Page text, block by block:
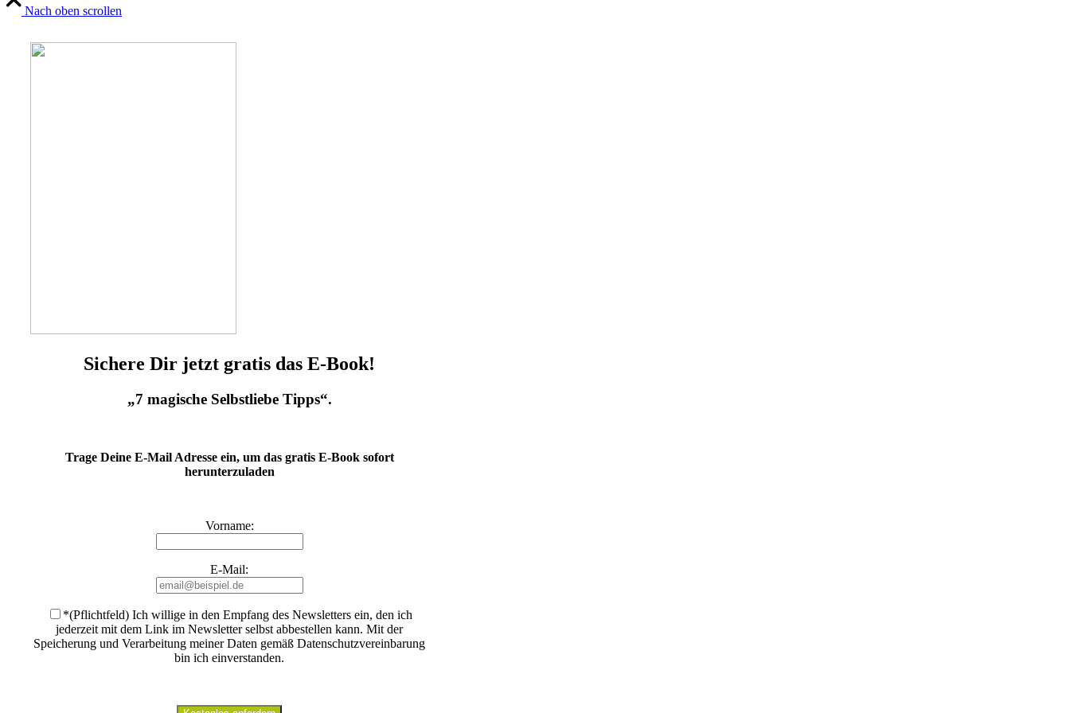
Nach oben scrollen
Sichere Dir jetzt gratis das E-Book!
„7 magische Selbstliebe Tipps“.
Trage Deine E-Mail Adresse ein, um das gratis E-Book sofort
herunterzuladen
Vorname:
E-Mail:
*(Pflichtfeld) Ich willige in den Empfang des Newsletters ein, den ich
jederzeit mit dem Link im Newsletter selbst abbestellen kann. Mit der
Speicherung und Verarbeitung meiner Daten gemäß Datenschutzvereinbarung
bin ich einverstanden.